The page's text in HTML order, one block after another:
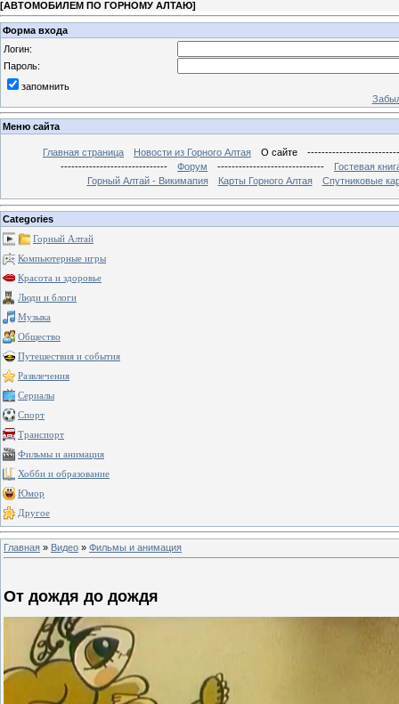
[АВТОМОБИЛЕМ ПО ГОРНОМУ АЛТАЮ]
Форма входа
Логин:
Пароль:
запомнить
Меню сайта
Главная страница Новости из Горного Алтая О сайте
------------------------------
Форум ------------------------------
Гостевая
Горный Алтай - Викимапия
Карты Горного Алтая Спутниковые
Categories
Горный Алтай
Компьютерные игры
Красота и здоровье
Люди и блоги
Музыка
Общество
Путешествия и события
Развлечения
Сериалы
Спорт
Транспорт
Фильмы и анимация
Хобби и образование
Юмор
Другое
Главная » Видео » Фильмы и анимация
От дождя до дождя